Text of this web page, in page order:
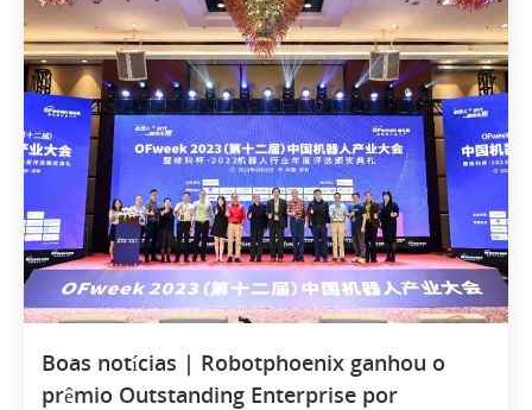
Boas notícias | Robotphoenix ganhou o
prêmio Outstanding Enterprise por